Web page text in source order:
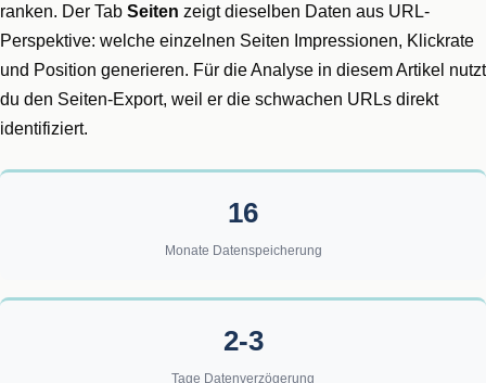
ranken. Der Tab Seiten zeigt dieselben Daten aus URL-
Perspektive: welche einzelnen Seiten Impressionen, Klickrate
und Position generieren. Für die Analyse in diesem Artikel nutzt
du den Seiten-Export, weil er die schwachen URLs direkt
identifiziert.
16
Monate Datenspeicherung
2-3
Tage Datenverzögerung